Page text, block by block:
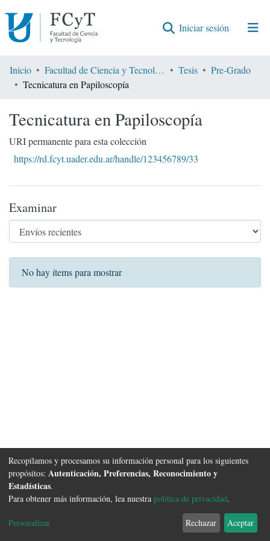
Iniciar sesión (current)
Comunidades
Encontrar por
Estadísticas
Inicio Facultad de Ciencia y Tecnología Tesis
Pre-Grado
Tecnicatura en Papiloscopía
Tecnicatura en Papiloscopía
URI permanente para esta colección
https://rd.fcyt.uader.edu.ar/handle/123456789/33
Examinar
Envíos recientes
No hay ítems para mostrar
Software DSpacecopyright © 2002-2026 FCyT Uader
Configuración de
Acuerdo de
usuario final
Enviar
Sugerencias
Recopilamos y procesamos su información personal para los siguientes
propósitos: Autenticación, Preferencias, Reconocimiento y
Estadísticas.
Para obtener más información, lea nuestra política de privacidad.
Personalizar Rechazar Aceptar